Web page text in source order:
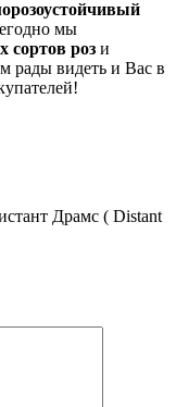
мы
сортов роз и
рады видеть и Вас в
Драмс ( Distant